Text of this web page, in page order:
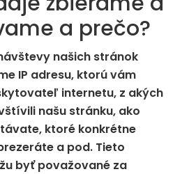
a prečo?
našich stránok
IP adresu, ktorú vám
internetu, z akých
našu stránku, ako
ktoré konkrétne
a pod. Tieto
byť považované za